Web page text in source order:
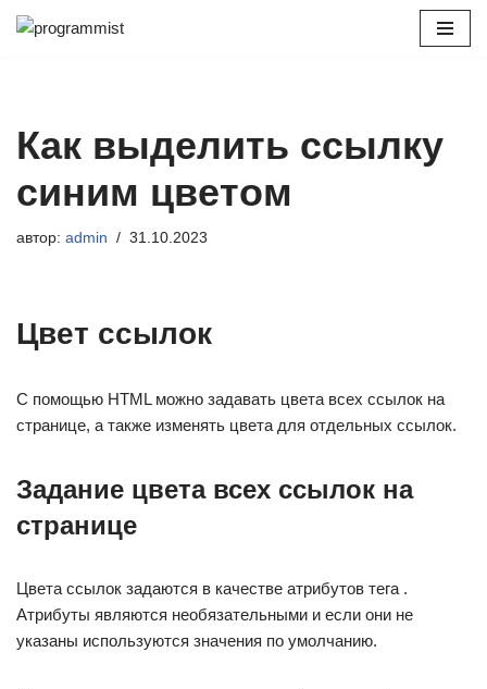
Как выделить ссылку
синим цветом
автор: admin 31.10.2023
Цвет ссылок
С помощью HTML можно задавать цвета всех ссылок на
странице, а также изменять цвета для отдельных ссылок.
Задание цвета всех ссылок на
странице
Цвета ссылок задаются в качестве атрибутов тега .
Атрибуты являются необязательными и если они не
указаны используются значения по умолчанию.